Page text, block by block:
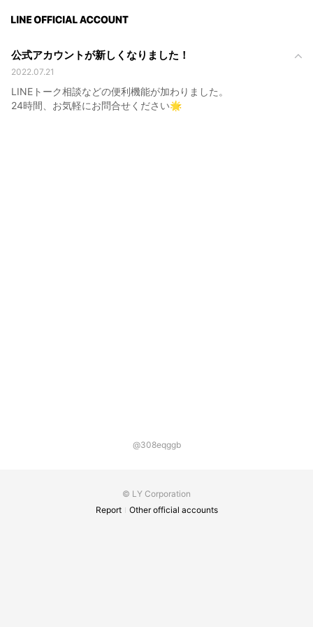
公式アカウントが新しくなりました！
2022.07.21
LINEトーク相談などの便利機能が加わりました。
24時間、お気軽にお問合せください🌟
@308eqggb
© LY Corporation
Report
Other official accounts